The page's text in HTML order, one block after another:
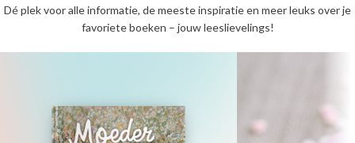
Dé plek voor alle informatie, de meeste inspiratie en meer leuks over je
favoriete boeken – jouw leeslievelings!